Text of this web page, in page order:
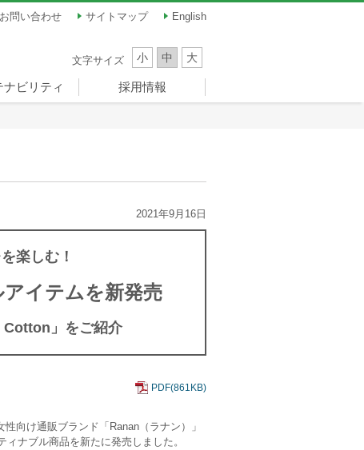
お問い合わせ サイトマップ English
文字サイズ 小 中 大
ナビリティ 採用情報
2021年9月16日
楽しむ！
イテムを新発売
Cotton」をご紹介
PDF(861KB)
向け通販ブランド「Ranan（ラナン）」
ナブル商品を新たに発売しました。